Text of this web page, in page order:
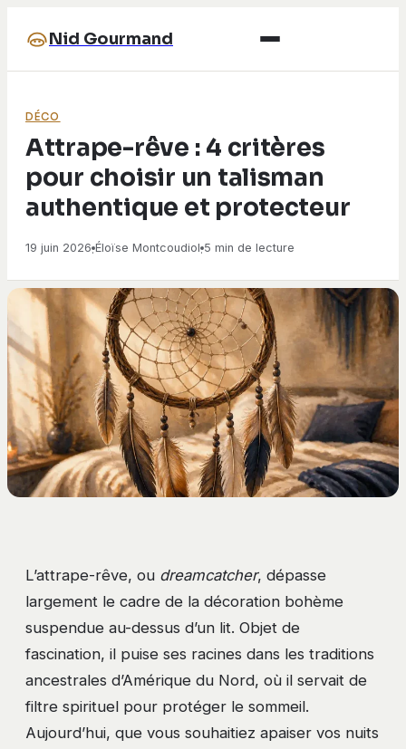
Nid Gourmand
DÉCO
Attrape-rêve : 4 critères
pour choisir un talisman
authentique et protecteur
19 juin 2026·Éloïse Montcoudiol·5 min de lecture
L’attrape-rêve, ou dreamcatcher, dépasse
largement le cadre de la décoration bohème
suspendue au-dessus d’un lit. Objet de
fascination, il puise ses racines dans les traditions
ancestrales d’Amérique du Nord, où il servait de
filtre spirituel pour protéger le sommeil.
Aujourd’hui, que vous souhaitiez apaiser vos nuits